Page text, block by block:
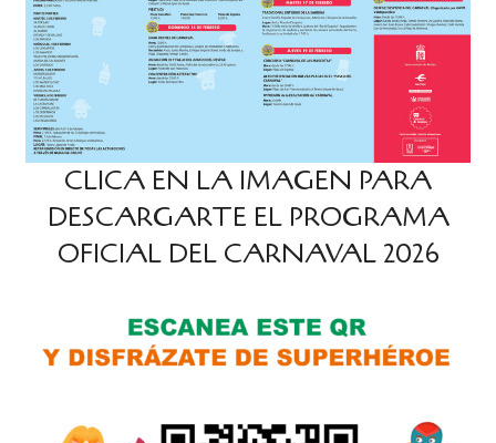
CLICA EN LA IMAGEN PARA
DESCARGARTE EL PROGRAMA
OFICIAL DEL CARNAVAL 2026